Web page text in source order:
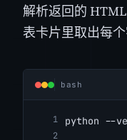
解析返回的
表卡片里取出每个
bash
python --